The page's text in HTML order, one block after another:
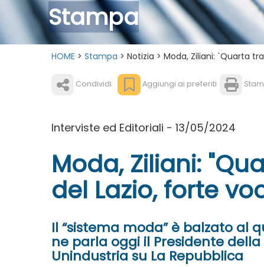
Stampa
HOME > Stampa > Notizia > Moda, Ziliani: `Quarta
Condividi Aggiungi ai preferiti
Interviste ed Editoriali - 13/05/2024
Moda, Ziliani:
del Lazio, forte
Il “sistema moda” è balzato al
ne parla oggi il Presidente
Unindustria su La Repubblica